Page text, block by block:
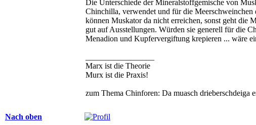
Die Unterschiede der Mineralstoffgemische von
Chinchilla, verwendet und für die Meerschweinchen
können Muskator da nicht erreichen, sonst geht die
gut auf Ausstellungen. Würden sie generell für die
Menadion und Kupfervergiftung krepieren ... wäre
Marx ist die Theorie
Murx ist die Praxis!
zum Thema Chinforen: Da muasch drieberschdeiga
Nach oben